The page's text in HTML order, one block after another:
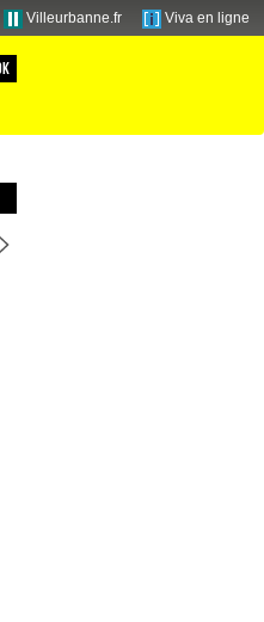
Villeurbanne.fr Viva en ligne